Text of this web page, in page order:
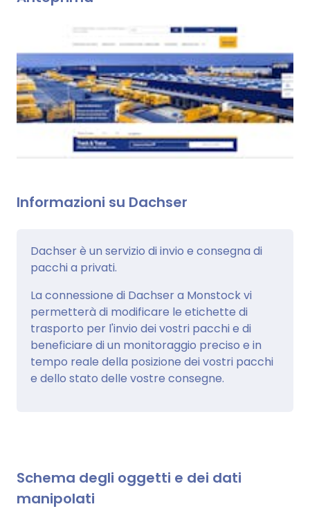
Informazioni su Dachser
Dachser è un servizio di invio e consegna di
pacchi a privati.
La connessione di Dachser a Monstock vi
permetterà di modificare le etichette di
trasporto per l'invio dei vostri pacchi e di
beneficiare di un monitoraggio preciso e in
tempo reale della posizione dei vostri pacchi
e dello stato delle vostre consegne.
Schema degli oggetti e dei dati
manipolati